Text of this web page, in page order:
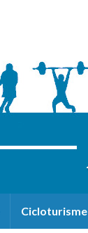
Cicloturisme